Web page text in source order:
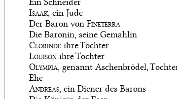
Isaak, ein Jude
Der Baron von Fineterra
Die Baronin, seine Gemahlin
Clorinde ihre Töchter
Louison ihre Töchter
Olympia, genannt Aschenbrödel,
Ehe
Andreas, ein Diener des Barons